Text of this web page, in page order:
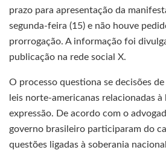
prazo para apresentação da
segunda-feira (15) e não houve
prorrogação. A informação foi
publicação na rede social X.
O processo questiona se decisões
leis norte-americanas relacionadas à
expressão. De acordo com o
governo brasileiro participaram do
questões ligadas à soberania